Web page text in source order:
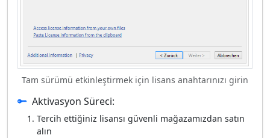
Tam sürümü etkinleştirmek için lisans anahtarınızı girin
Aktivasyon Süreci:
Tercih ettiğiniz lisansı güvenli mağazamızdan satın
alın